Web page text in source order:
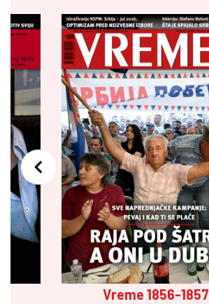
Vreme 1856-1857